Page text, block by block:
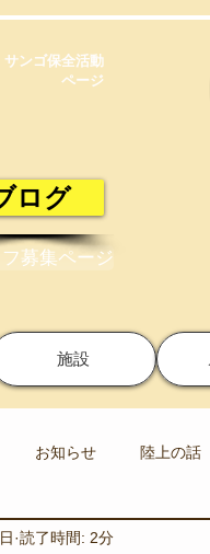
サンゴ保全活動​
ページ
ログ
募集ページ
施設
お知らせ 陸上の話
保全 ワカメの養殖
読了時間: 2分